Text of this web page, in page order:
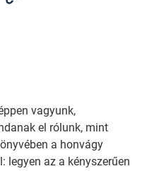
vagyunk,
el rólunk, mint
a honvágy
az a kényszerűen